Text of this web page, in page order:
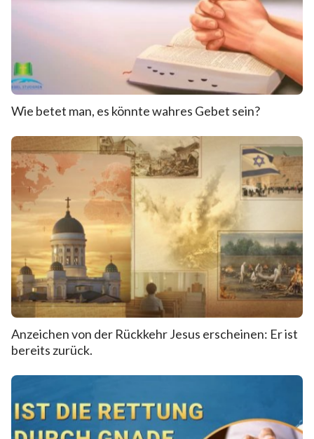
Wie betet man, es könnte wahres Gebet sein?
Anzeichen von der Rückkehr Jesus erscheinen: Er ist
bereits zurück.